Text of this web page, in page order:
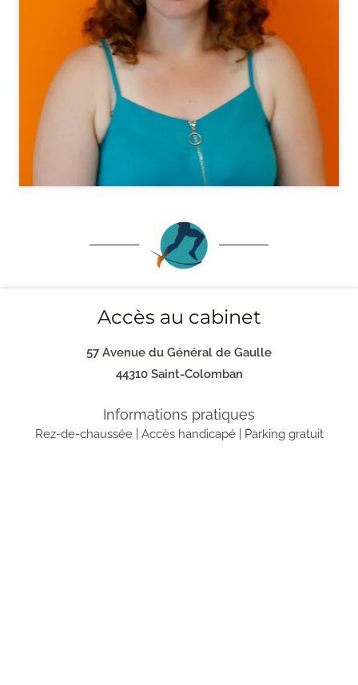
Accès au cabinet
57 Avenue du Général de Gaulle
44310 Saint-Colomban
Informations pratiques
Rez-de-chaussée | Accès handicapé | Parking gratuit